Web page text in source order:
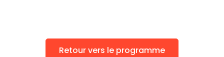
Retour vers le programme